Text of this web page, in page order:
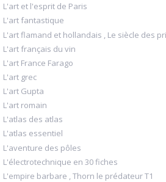
L'art et l'esprit de Paris
L'art fantastique
L'art flamand et hollandais , Le siècle des
L'art français du vin
L'art France Farago
L'art grec
L'art Gupta
L'art romain
L'atlas des atlas
L'atlas essentiel
L'aventure des pôles
L'électrotechnique en 30 fiches
L'empire barbare , Thorn le prédateur T1